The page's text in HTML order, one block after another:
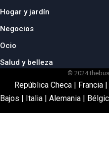
Hogar y jardín
Negocios
Ocio
Salud y belleza
© 2024
República Checa| Francia|
Bajos | Italia | Alemania |